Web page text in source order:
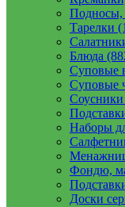
Подносы,
Тарелки
Блюда
Суповые
Суповые
Наборы
Фондю,
Доски